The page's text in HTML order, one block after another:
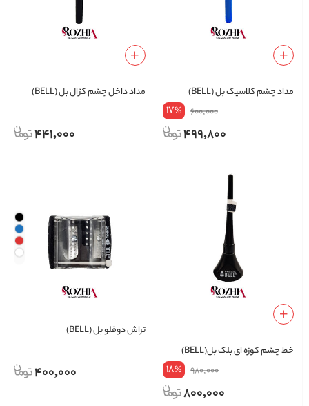
مداد چشم کلاسیک بل (BELL)
600,000
17%
499,800
مداد داخل چشم کژال بل (BELL)
441,000
خط چشم کوزه ای بلک بل(BELL)
980,000
18%
800,000
تراش دوقلو بل (BELL)
400,000